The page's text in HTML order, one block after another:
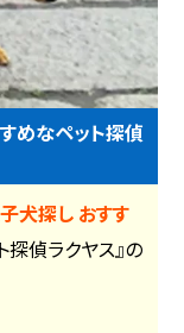
めなペット探偵
犬探し おすす
探偵ラクヤス』の